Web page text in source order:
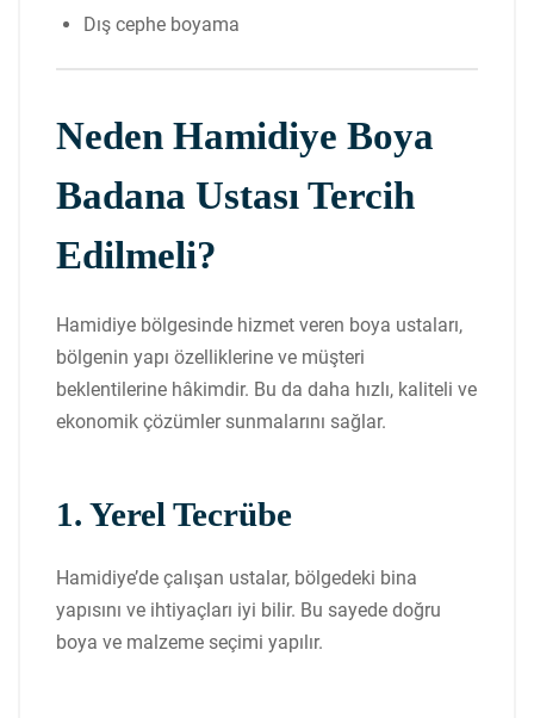
Dış cephe boyama
Neden Hamidiye Boya
Badana Ustası Tercih
Edilmeli?
Hamidiye bölgesinde hizmet veren boya ustaları,
bölgenin yapı özelliklerine ve müşteri
beklentilerine hâkimdir. Bu da daha hızlı, kaliteli ve
ekonomik çözümler sunmalarını sağlar.
1. Yerel Tecrübe
Hamidiye’de çalışan ustalar, bölgedeki bina
yapısını ve ihtiyaçları iyi bilir. Bu sayede doğru
boya ve malzeme seçimi yapılır.